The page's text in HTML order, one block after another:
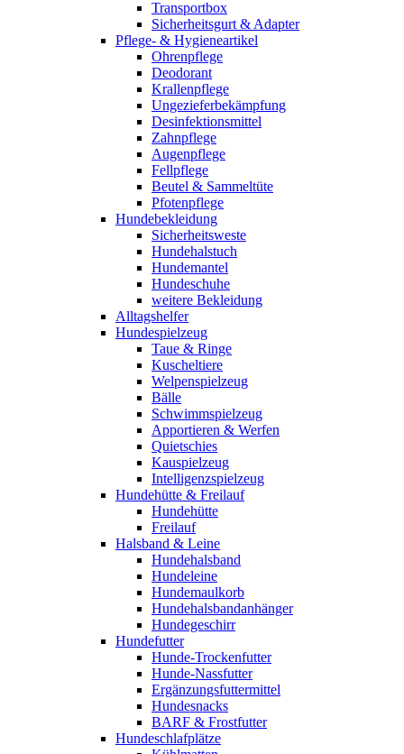
Transportbox
Sicherheitsgurt & Adapter
Pflege- & Hygieneartikel
Ohrenpflege
Deodorant
Krallenpflege
Ungezieferbekämpfung
Desinfektionsmittel
Zahnpflege
Augenpflege
Fellpflege
Beutel & Sammeltüte
Pfotenpflege
Hundebekleidung
Sicherheitsweste
Hundehalstuch
Hundemantel
Hundeschuhe
weitere Bekleidung
Alltagshelfer
Hundespielzeug
Taue & Ringe
Kuscheltiere
Welpenspielzeug
Bälle
Schwimmspielzeug
Apportieren & Werfen
Quietschies
Kauspielzeug
Intelligenzspielzeug
Hundehütte & Freilauf
Hundehütte
Freilauf
Halsband & Leine
Hundehalsband
Hundeleine
Hundemaulkorb
Hundehalsbandanhänger
Hundegeschirr
Hundefutter
Hunde-Trockenfutter
Hunde-Nassfutter
Ergänzungsfuttermittel
Hundesnacks
BARF & Frostfutter
Hundeschlafplätze